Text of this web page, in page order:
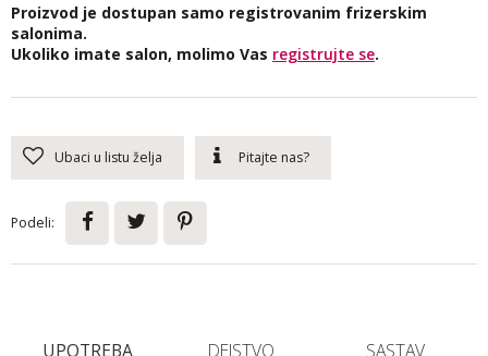
Proizvod je dostupan samo registrovanim frizerskim
salonima.
Ukoliko imate salon, molimo Vas registrujte se.
Ubaci u listu želja Pitajte nas?
Podeli:
UPOTREBA DEJSTVO SASTAV